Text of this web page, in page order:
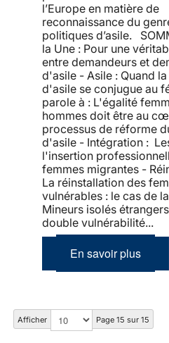
l’Europe en matière de
reconnaissance du
politiques d’asile.
la Une : Pour une
entre demandeurs et
d'asile - Asile : Quand
d'asile se conjugue au
parole à : L'égalité
hommes doit être au
processus de réforme
d'asile - Intégration :
l'insertion
femmes migrantes -
La réinstallation des
vulnérables : le cas de
Mineurs isolés
double vulnérabilité...
En savoir plus
Afficher Page 15 sur 15